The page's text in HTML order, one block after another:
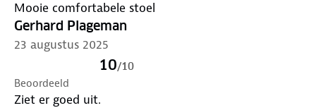
Mooie comfortabele stoel
Gerhard Plageman
23 augustus 2025
10/10
Beoordeeld
Ziet er goed uit.